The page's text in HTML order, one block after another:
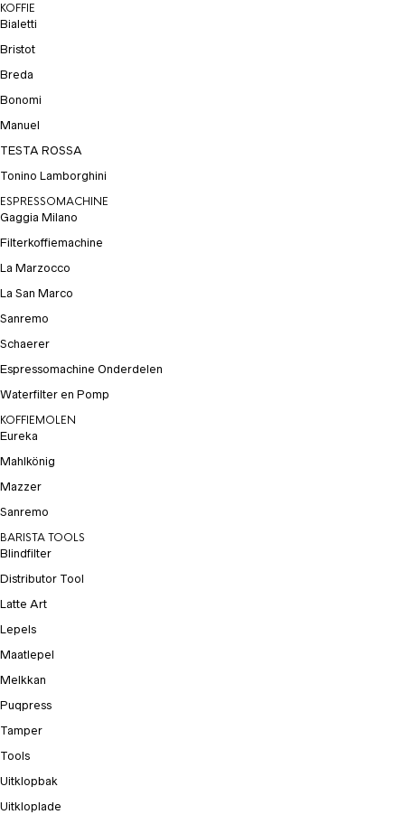
KOFFIE
Bialetti
Bristot
Breda
Bonomi
Manuel
TESTA ROSSA
Tonino Lamborghini
ESPRESSOMACHINE
Gaggia Milano
Filterkoffiemachine
La Marzocco
La San Marco
Sanremo
Schaerer
Espressomachine Onderdelen
Waterfilter en Pomp
KOFFIEMOLEN
Eureka
Mahlkönig
Mazzer
Sanremo
BARISTA TOOLS
Blindfilter
Distributor Tool
Latte Art
Lepels
Maatlepel
Melkkan
Puqpress
Tamper
Tools
Uitklopbak
Uitkloplade